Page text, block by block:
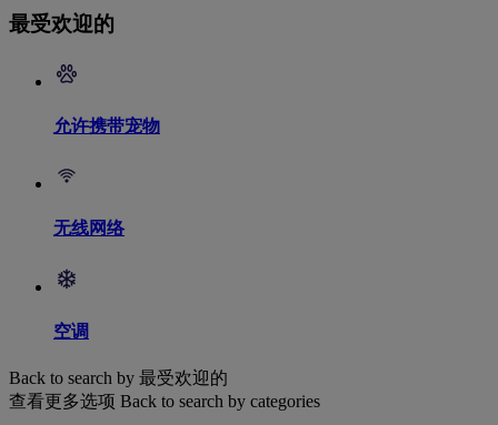
最受欢迎的
允许携带宠物
无线网络
空调
Back to search by 最受欢迎的
查看更多选项 Back to search by categories